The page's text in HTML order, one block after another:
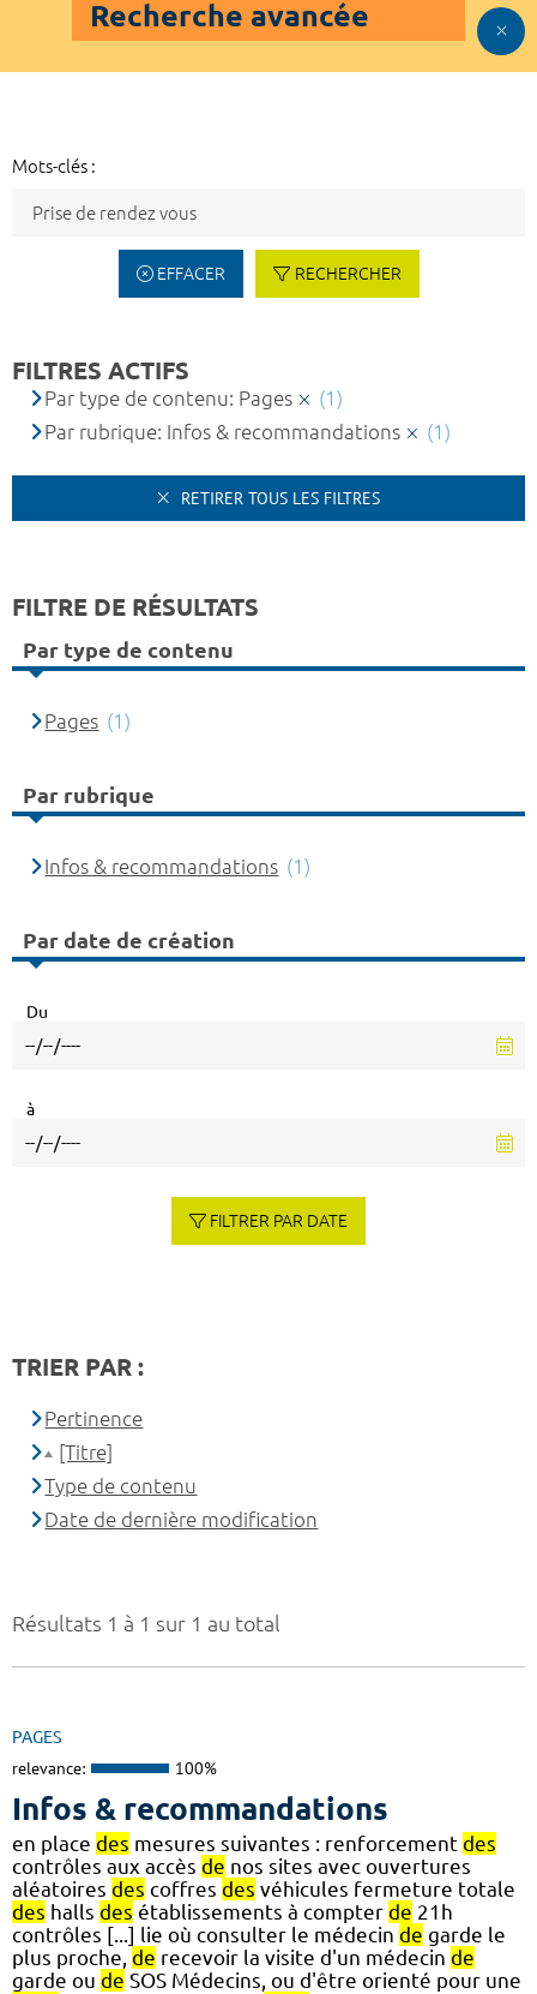
Recherche avancée
Mots-clés :
EFFACER RECHERCHER
Résultats 1 à 1 sur 1 au total
PAGES
relevance: 100%
Infos & recommandations
en place des mesures suivantes : renforcement des
contrôles aux accès de nos sites avec ouvertures
aléatoires des coffres des véhicules fermeture totale
des halls des établissements à compter de 21h
contrôles [...] lie où consulter le médecin de garde le
plus proche, de recevoir la visite d'un médecin de
garde ou de SOS Médecins, ou d'être orienté pour une
FILTRES ACTIFS
Par type de contenu: Pages
(1)
Par rubrique: Infos & recommandations
(1)
RETIRER TOUS LES FILTRES
FILTRE DE RÉSULTATS
Par type de contenu
Pages (1)
Par rubrique
Infos & recommandations (1)
Par date de création
Du
à
FILTRER PAR DATE
TRIER PAR :
Pertinence
[Titre]
Type de contenu
Date de dernière modification